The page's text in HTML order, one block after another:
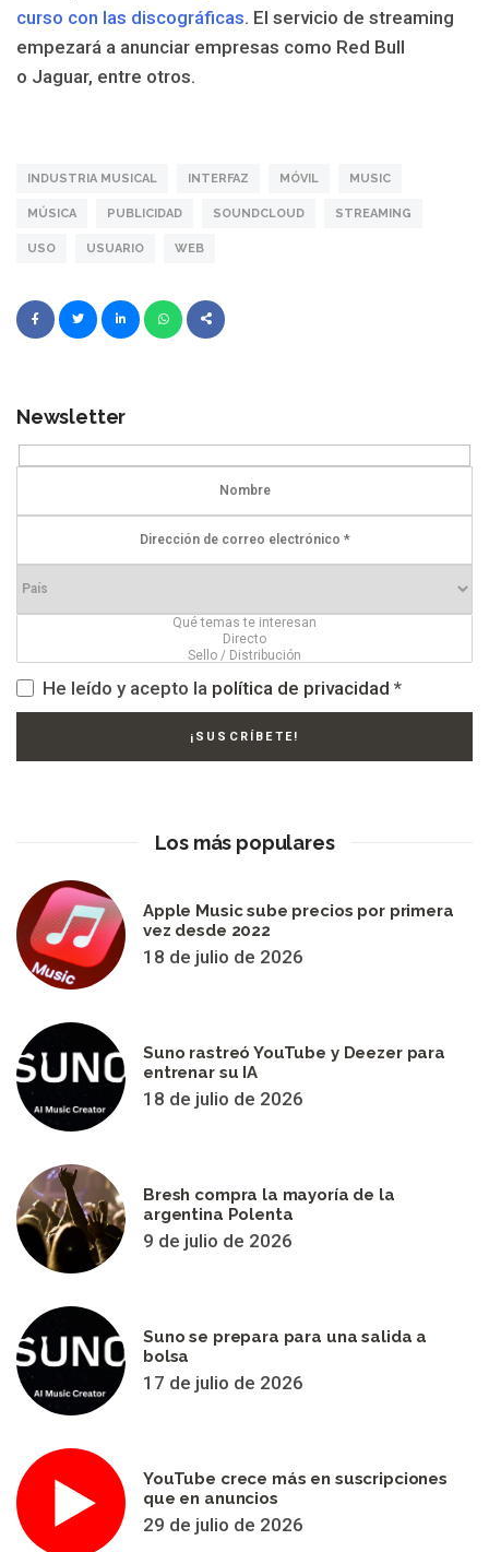
curso con las discográficas. El servicio de streaming
empezará a anunciar empresas como Red Bull
o Jaguar, entre otros.
INDUSTRIA MUSICAL INTERFAZ MÓVIL MUSIC
MÚSICA PUBLICIDAD SOUNDCLOUD STREAMING
USO USUARIO WEB
Newsletter
He leído y acepto la política de privacidad *
Los más populares
Apple Music sube precios por primera
vez desde 2022
18 de julio de 2026
Suno rastreó YouTube y Deezer para
entrenar su IA
18 de julio de 2026
Bresh compra la mayoría de la
argentina Polenta
9 de julio de 2026
Suno se prepara para una salida a
bolsa
17 de julio de 2026
YouTube crece más en suscripciones
que en anuncios
29 de julio de 2026